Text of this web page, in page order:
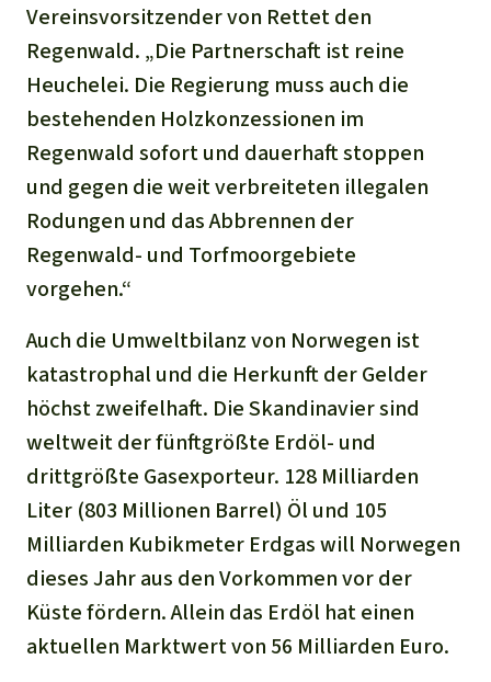
Vereinsvorsitzender von Rettet den
Regenwald. „Die Partnerschaft ist reine
Heuchelei. Die Regierung muss auch die
bestehenden Holzkonzessionen im
Regenwald sofort und dauerhaft stoppen
und gegen die weit verbreiteten illegalen
Rodungen und das Abbrennen der
Regenwald- und Torfmoorgebiete
vorgehen.“
Auch die Umweltbilanz von Norwegen ist
katastrophal und die Herkunft der Gelder
höchst zweifelhaft. Die Skandinavier sind
weltweit der fünftgrößte Erdöl- und
drittgrößte Gasexporteur. 128 Milliarden
Liter (803 Millionen Barrel) Öl und 105
Milliarden Kubikmeter Erdgas will Norwegen
dieses Jahr aus den Vorkommen vor der
Küste fördern. Allein das Erdöl hat einen
aktuellen Marktwert von 56 Milliarden Euro.